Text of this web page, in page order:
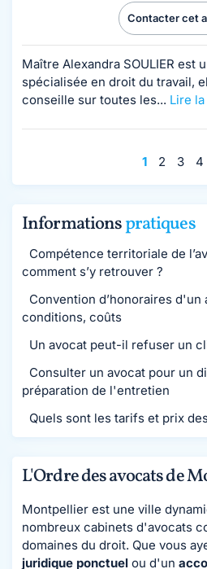
Contacter cet
Maître Alexandra SOULIER est
spécialisée en droit du travail,
conseille sur toutes les... Lire
1 2 3 4
Informationspratiques
Compétence territoriale de
comment s’y retrouver ?
Convention d’honoraires d'un
conditions, coûts
Un avocat peut-il refuser un
Consulter un avocat pour un
préparation de l'entretien
Quels sont les tarifs et prix
L'Ordre des avocats de
Montpellier est une ville
nombreux cabinets d'avocats
domaines du droit. Que vous
juridique ponctuel ou d'un